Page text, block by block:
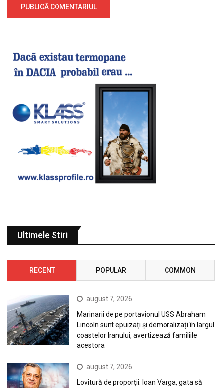
Ultimele Stiri
RECENT POPULAR COMMON
august 7, 2026
Marinarii de pe portavionul USS Abraham
Lincoln sunt epuizați și demoralizați în largul
coastelor Iranului, avertizează familiile
acestora
august 7, 2026
Lovitură de proporții: Ioan Varga, gata să